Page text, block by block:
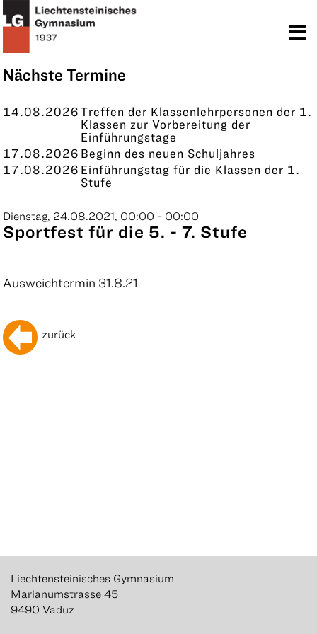
Nächste Termine
14.08.2026Treffen der Klassenlehrpersonen der 1.
Klassen zur Vorbereitung der
Einführungstage
17.08.2026 Beginn des neuen Schuljahres
17.08.2026 Einführungstag für die Klassen der 1.
Stufe
KONTAKT
Dienstag, 24.08.2021, 00:00 - 00:00
Sportfest für die 5. - 7. Stufe
Ausweichtermin 31.8.21
zurück
Liechtensteinisches Gymnasium
Marianumstrasse 45
9490 Vaduz